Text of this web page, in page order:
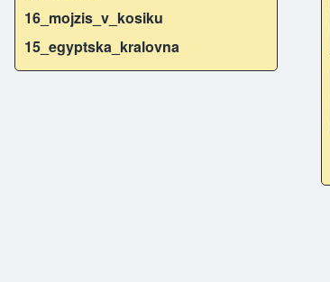
16_mojzis_v_kosiku
15_egyptska_kralovna